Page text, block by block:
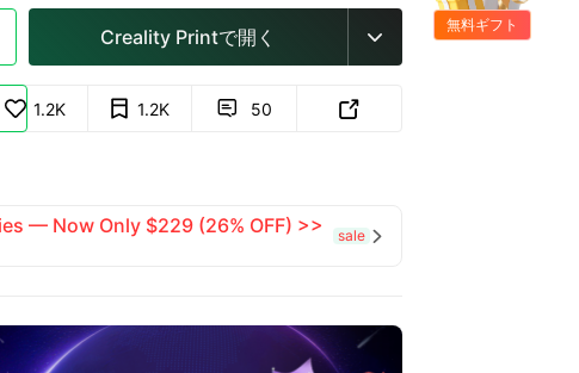
Creality Printで開く 
1.2K 1.2K  50 
— Now Only $229 (26% OFF) >>
sale 
無料ギフト